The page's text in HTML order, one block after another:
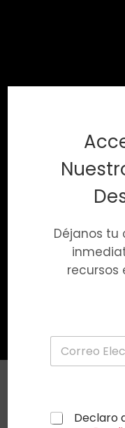
DE LA
DESCARGAR
Déjanos tu
recursos
Declaro